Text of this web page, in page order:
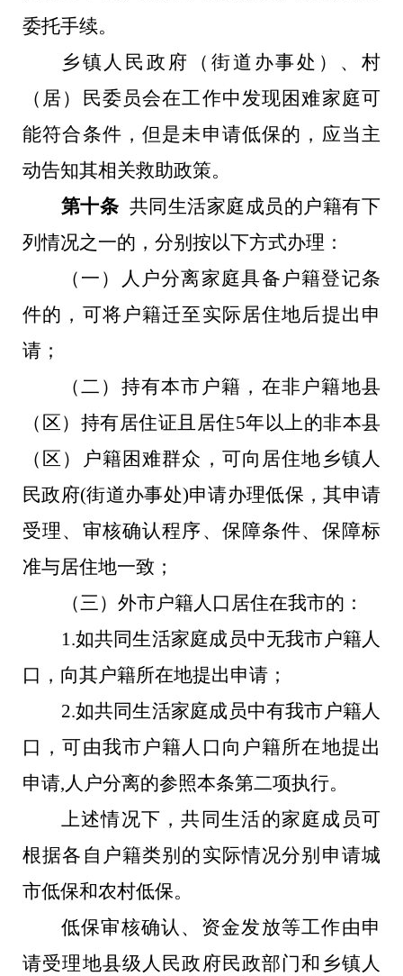
委托手续。
乡镇人民政府（街道办事处）、村
（居）民委员会在工作中发现困难家庭可
能符合条件，但是未申请低保的，应当主
动告知其相关救助政策。
第十条 共同生活家庭成员的户籍有下
列情况之一的，分别按以下方式办理：
（一）人户分离家庭具备户籍登记条
件的，可将户籍迁至实际居住地后提出申
请；
（二）持有本市户籍，在非户籍地县
（区）持有居住证且居住5年以上的非本县
（区）户籍困难群众，可向居住地乡镇人
民政府(街道办事处)申请办理低保，其申请
受理、审核确认程序、保障条件、保障标
准与居住地一致；
（三）外市户籍人口居住在我市的：
1.如共同生活家庭成员中无我市户籍人
口，向其户籍所在地提出申请；
2.如共同生活家庭成员中有我市户籍人
口，可由我市户籍人口向户籍所在地提出
申请,人户分离的参照本条第二项执行。
上述情况下，共同生活的家庭成员可
根据各自户籍类别的实际情况分别申请城
市低保和农村低保。
低保审核确认、资金发放等工作由申
请受理地县级人民政府民政部门和乡镇人